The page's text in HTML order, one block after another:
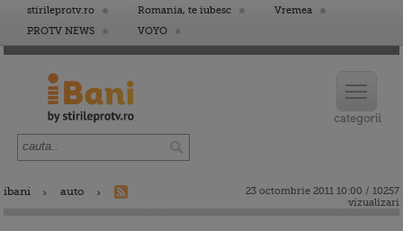
stirileprotv.ro Romania, te iubesc
Vremea
PROTV NEWS
VOYO
ibani auto
23 octombrie 2011 10:00 / 10257
vizualizari